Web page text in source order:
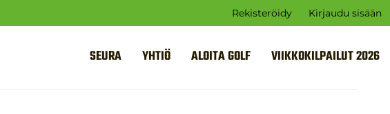
Rekisteröidy Kirjaudu sisään
SEURA YHTIÖ ALOITA GOLF VIIKKOKILPAILUT 2026